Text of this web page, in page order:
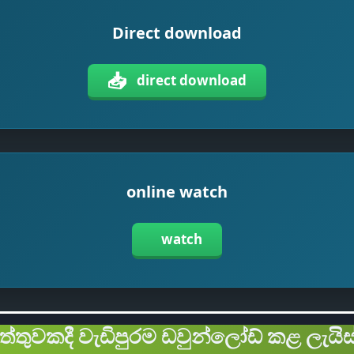
Direct download
📥 direct download
online watch
watch
වැඩිපුරම ඩවුන්ලෝඩ් කළ